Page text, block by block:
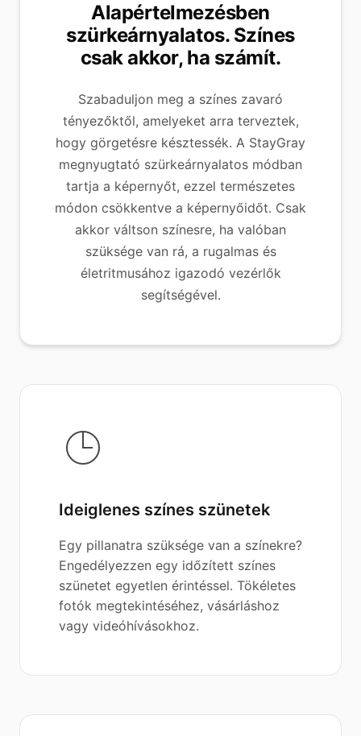
Alapértelmezésben
szürkeárnyalatos. Színes
csak akkor, ha számít.
Szabaduljon meg a színes zavaró
tényezőktől, amelyeket arra terveztek,
hogy görgetésre késztessék. A StayGray
megnyugtató szürkeárnyalatos módban
tartja a képernyőt, ezzel természetes
módon csökkentve a képernyőidőt. Csak
akkor váltson színesre, ha valóban
szüksége van rá, a rugalmas és
életritmusához igazodó vezérlők
segítségével.
Ideiglenes színes szünetek
Egy pillanatra szüksége van a színekre?
Engedélyezzen egy időzített színes
szünetet egyetlen érintéssel. Tökéletes
fotók megtekintéséhez, vásárláshoz
vagy videóhívásokhoz.